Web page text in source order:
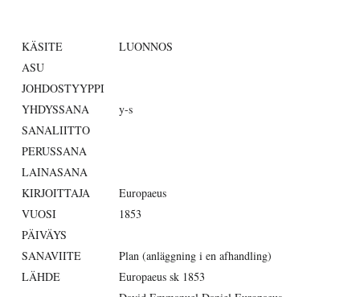
KÄSITE
LUONNOS
ASU
JOHDOSTYYPPI
YHDYSSANA
y-s
SANALIITTO
PERUSSANA
LAINASANA
KIRJOITTAJA
Europaeus
VUOSI
1853
PÄIVÄYS
SANAVIITE
Plan (anläggning i en afhandling)
LÄHDE
Europaeus sk 1853